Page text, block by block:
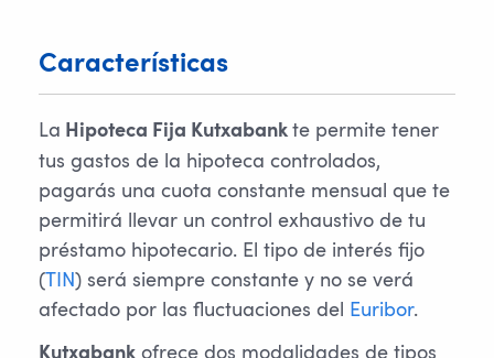
Características
La Hipoteca Fija Kutxabank te permite tener
tus gastos de la hipoteca controlados,
pagarás una cuota constante mensual que te
permitirá llevar un control exhaustivo de tu
préstamo hipotecario. El tipo de interés fijo
(TIN) será siempre constante y no se verá
afectado por las fluctuaciones del
Euribor.
ofrece dos modalidades de tipos